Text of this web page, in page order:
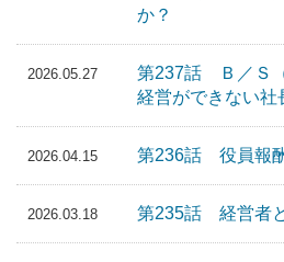
か？
2026.05.27
第237話 Ｂ／Ｓ
経営ができない社
2026.04.15 第236話 役員報
2026.03.18 第235話 経営者